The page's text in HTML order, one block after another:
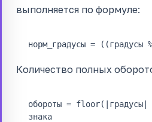
выполняется по формуле:
норм_градусы = ((градусы
Количество полных
обороты =
знака